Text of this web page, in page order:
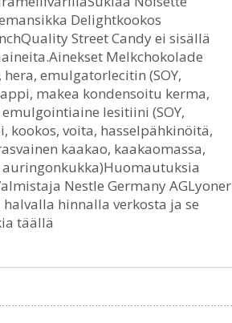
Delightkookos
Street Candy ei sisällä
Melkchokolade
emulgatorlecitin (SOY,
makea kondensoitu kerma,
lesitiini (SOY,
kookos, voita, hasselpähkinöitä,
kaakao, kaakaomassa,
Nestle Germany AGLyoner
hinnalla verkosta ja se
täällä